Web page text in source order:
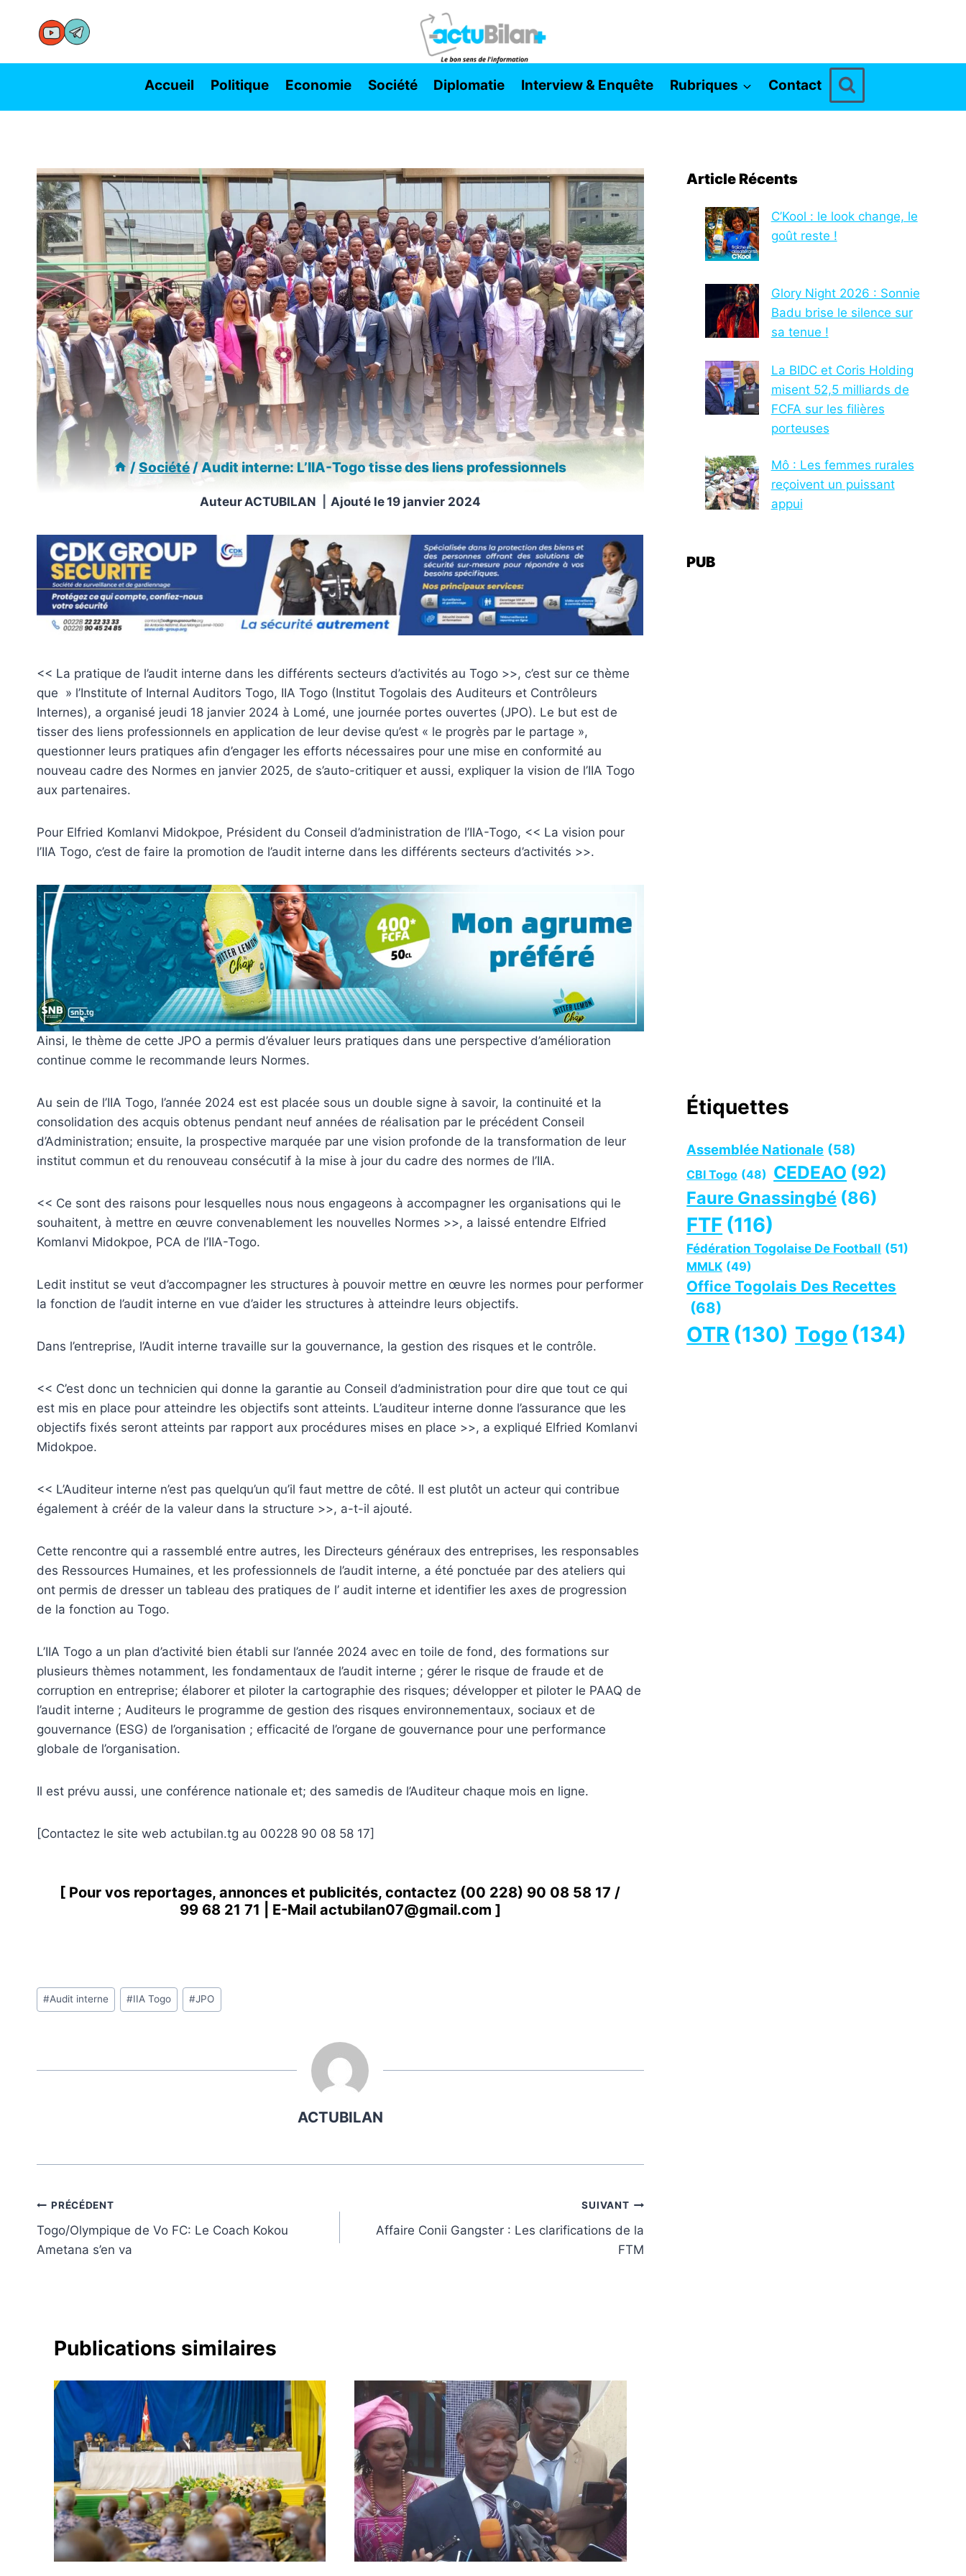
contenu
Accueil Politique Economie Société Diplomatie Interview & Enquête Rubriques Contact
/Société/Audit interne: L’IIA-Togo tisse des liens professionnels
AuteurACTUBILAN Ajouté le19 janvier 2024
<< La pratique de l’audit interne dans les différents secteurs d’activités au Togo >>, c’est sur ce thème
que » l’Institute of Internal Auditors Togo, IIA Togo (Institut Togolais des Auditeurs et Contrôleurs
Internes), a organisé jeudi 18 janvier 2024 à Lomé, une journée portes ouvertes (JPO). Le but est de
tisser des liens professionnels en application de leur devise qu’est « le progrès par le partage »,
questionner leurs pratiques afin d’engager les efforts nécessaires pour une mise en conformité au
nouveau cadre des Normes en janvier 2025, de s’auto-critiquer et aussi, expliquer la vision de l’IIA Togo
aux partenaires.
Pour Elfried Komlanvi Midokpoe, Président du Conseil d’administration de l’IIA-Togo, << La vision pour
l’IIA Togo, c’est de faire la promotion de l’audit interne dans les différents secteurs d’activités >>.
Ainsi, le thème de cette JPO a permis d’évaluer leurs pratiques dans une perspective d’amélioration
continue comme le recommande leurs Normes.
Au sein de l’IIA Togo, l’année 2024 est est placée sous un double signe à savoir, la continuité et la
consolidation des acquis obtenus pendant neuf années de réalisation par le précédent Conseil
d’Administration; ensuite, la prospective marquée par une vision profonde de la transformation de leur
institut commun et du renouveau consécutif à la mise à jour du cadre des normes de l’IIA.
<< Ce sont des raisons pour lesquelles nous nous engageons à accompagner les organisations qui le
souhaitent, à mettre en œuvre convenablement les nouvelles Normes >>, a laissé entendre Elfried
Komlanvi Midokpoe, PCA de l’IIA-Togo.
Ledit institut se veut d’accompagner les structures à pouvoir mettre en œuvre les normes pour performer
la fonction de l’audit interne en vue d’aider les structures à atteindre leurs objectifs.
Dans l’entreprise, l’Audit interne travaille sur la gouvernance, la gestion des risques et le contrôle.
<< C’est donc un technicien qui donne la garantie au Conseil d’administration pour dire que tout ce qui
est mis en place pour atteindre les objectifs sont atteints. L’auditeur interne donne l’assurance que les
objectifs fixés seront atteints par rapport aux procédures mises en place >>, a expliqué Elfried Komlanvi
Midokpoe.
<< L’Auditeur interne n’est pas quelqu’un qu’il faut mettre de côté. Il est plutôt un acteur qui contribue
également à créér de la valeur dans la structure >>, a-t-il ajouté.
Cette rencontre qui a rassemblé entre autres, les Directeurs généraux des entreprises, les responsables
des Ressources Humaines, et les professionnels de l’audit interne, a été ponctuée par des ateliers qui
ont permis de dresser un tableau des pratiques de l’ audit interne et identifier les axes de progression
de la fonction au Togo.
L’IIA Togo a un plan d’activité bien établi sur l’année 2024 avec en toile de fond, des formations sur
plusieurs thèmes notamment, les fondamentaux de l’audit interne ; gérer le risque de fraude et de
corruption en entreprise; élaborer et piloter la cartographie des risques; développer et piloter le PAAQ de
l’audit interne ; Auditeurs le programme de gestion des risques environnementaux, sociaux et de
gouvernance (ESG) de l’organisation ; efficacité de l’organe de gouvernance pour une performance
globale de l’organisation.
Il est prévu aussi, une conférence nationale et; des samedis de l’Auditeur chaque mois en ligne.
[Contactez le site web actubilan.tg au 00228 90 08 58 17]
[ Pour vos reportages, annonces et publicités, contactez (00 228) 90 08 58 17 /
99 68 21 71 | E-Mail actubilan07@gmail.com ]
Étiquettes
de
#Audit interne #IIA Togo #JPO
ACTUBILAN
Navigation
de
PRÉCÉDENT
Togo/Olympique de Vo FC: Le Coach Kokou
Ametana s’en va
SUIVANT
Affaire Conii Gangster : Les clarifications de la
FTM
Publications similaires
Article Récents
C’Kool : le look change, le
goût reste !
Glory Night 2026 : Sonnie
Badu brise le silence sur
sa tenue !
La BIDC et Coris Holding
misent 52,5 milliards de
FCFA sur les filières
porteuses
Mô : Les femmes rurales
reçoivent un puissant
appui
PUB
Étiquettes
Assemblée Nationale (58)
CBI Togo (48) CEDEAO (92)
Faure Gnassingbé (86)
FTF (116)
Fédération Togolaise De Football (51)
MMLK (49)
Office Togolais Des Recettes
(68)
OTR (130) Togo (134)